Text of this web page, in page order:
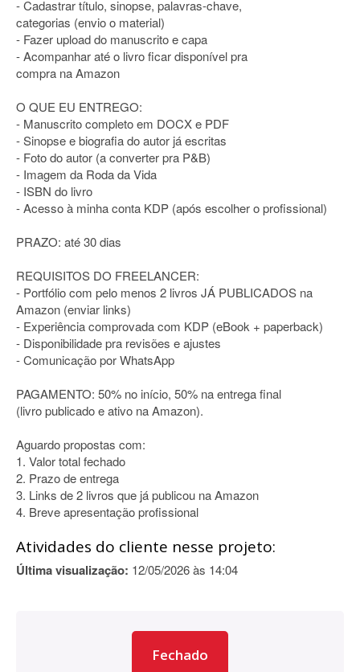
- Cadastrar título, sinopse, palavras-chave,
categorias (envio o material)
- Fazer upload do manuscrito e capa
- Acompanhar até o livro ficar disponível pra
compra na Amazon
O QUE EU ENTREGO:
- Manuscrito completo em DOCX e PDF
- Sinopse e biografia do autor já escritas
- Foto do autor (a converter pra P&B)
- Imagem da Roda da Vida
- ISBN do livro
- Acesso à minha conta KDP (após escolher o profissional)
PRAZO: até 30 dias
REQUISITOS DO FREELANCER:
- Portfólio com pelo menos 2 livros JÁ PUBLICADOS na
Amazon (enviar links)
- Experiência comprovada com KDP (eBook + paperback)
- Disponibilidade pra revisões e ajustes
- Comunicação por WhatsApp
PAGAMENTO: 50% no início, 50% na entrega final
(livro publicado e ativo na Amazon).
Aguardo propostas com:
1. Valor total fechado
2. Prazo de entrega
3. Links de 2 livros que já publicou na Amazon
4. Breve apresentação profissional
Atividades do cliente nesse projeto:
Última visualização: 12/05/2026 às 14:04
Fechado